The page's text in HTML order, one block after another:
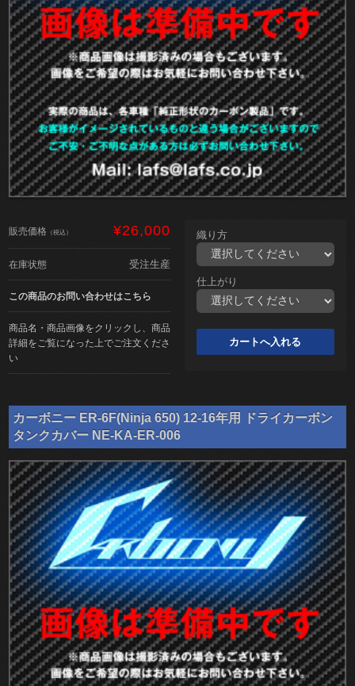
販売価格 （税込） ¥26,000
在庫状態 受注生産
この商品のお問い合わせはこちら
商品名・商品画像をクリックし、商品
詳細をご覧になった上でご注文くださ
い
織り方
仕上がり
カーボニー ER-6F(Ninja 650) 12-16年用 ドライカーボン
タンクカバー NE-KA-ER-006